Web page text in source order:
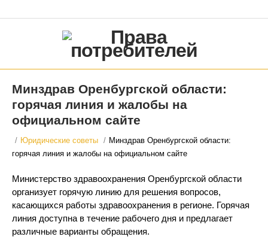
Минздрав Оренбургской области:
горячая линия и жалобы на
официальном сайте
/ Юридические советы / Минздрав Оренбургской области:
горячая линия и жалобы на официальном сайте
Министерство здравоохранения Оренбургской области
организует горячую линию для решения вопросов,
касающихся работы здравоохранения в регионе. Горячая
линия доступна в течение рабочего дня и предлагает
различные варианты обращения.